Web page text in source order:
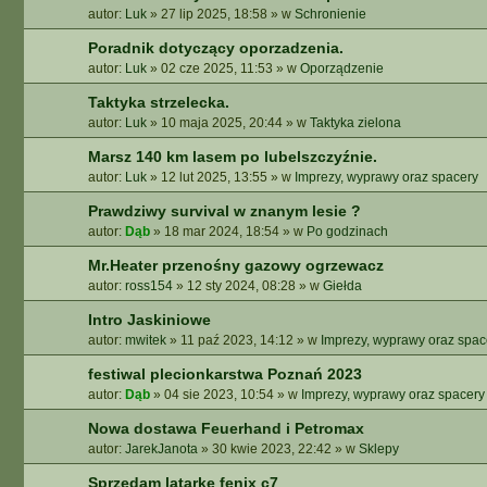
O
N
autor: Luk » 27 lip 2025, 18:58 » w Schronienie
Poradnik dotyczący oporzadzenia.
autor: Luk » 02 cze 2025, 11:53 » w Oporządzenie
Taktyka strzelecka.
autor: Luk » 10 maja 2025, 20:44 » w Taktyka zielona
Marsz 140 km lasem po lubelszczyźnie.
autor: Luk » 12 lut 2025, 13:55 » w Imprezy, wyprawy oraz spacery
Prawdziwy survival w znanym lesie ?
autor: Dąb » 18 mar 2024, 18:54 » w Po godzinach
Mr.Heater przenośny gazowy ogrzewacz
autor: ross154 » 12 sty 2024, 08:28 » w Giełda
Intro Jaskiniowe
autor: mwitek » 11 paź 2023, 14:12 » w Imprezy, wyprawy oraz
festiwal plecionkarstwa Poznań 2023
autor: Dąb » 04 sie 2023, 10:54 » w Imprezy, wyprawy oraz spacery
Nowa dostawa Feuerhand i Petromax
autor: JarekJanota » 30 kwie 2023, 22:42 » w Sklepy
Sprzedam latarkę fenix c7